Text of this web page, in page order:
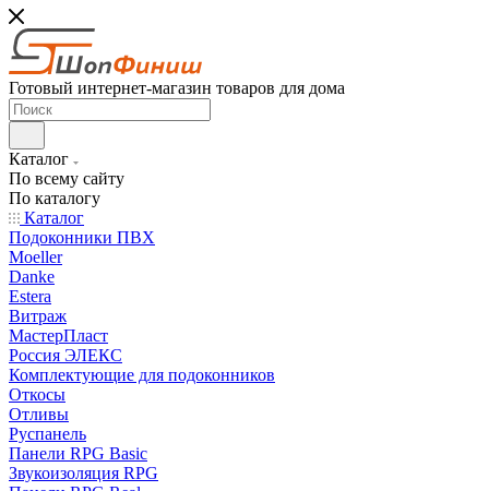
Готовый интернет-магазин товаров для дома
Каталог
По всему сайту
По каталогу
Каталог
Подоконники ПВХ
Moeller
Danke
Estera
Витраж
МастерПласт
Россия ЭЛЕКС
Комплектующие для подоконников
Откосы
Отливы
Руспанель
Панели RPG Basic
Звукоизоляция RPG